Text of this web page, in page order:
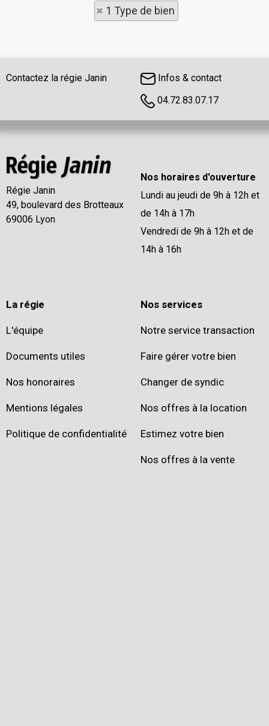
1 Type de bien
Contactez la régie Janin
Infos & contact
04.72.83.07.17
Régie Janin
49, boulevard des Brotteaux
69006 Lyon
Nos horaires d'ouverture
Lundi au jeudi de 9h à 12h et
de 14h à 17h
Vendredi de 9h à 12h et de
14h à 16h
La régie
L'équipe
Documents utiles
Nos honoraires
Mentions légales
Politique de confidentialité
Nos services
Notre service transaction
Faire gérer votre bien
Changer de syndic
Nos offres à la location
Estimez votre bien
Nos offres à la vente